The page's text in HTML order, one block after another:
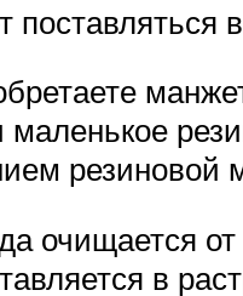
очищается
в